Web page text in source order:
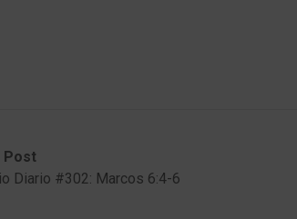
Post
Diario #302: Marcos 6:4-6